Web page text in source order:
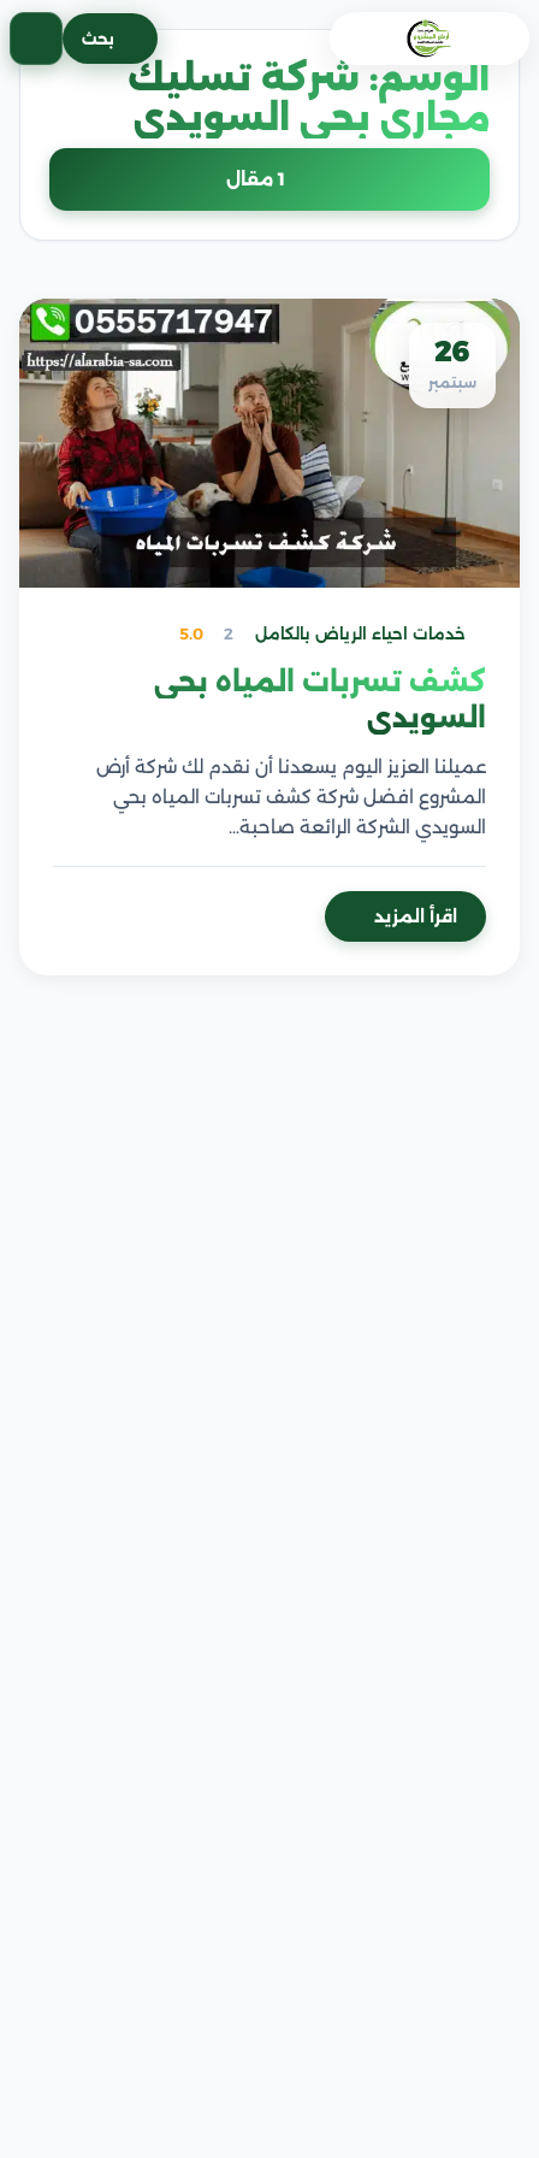
بحث
الوسم: شركة تسليك
مجاري بحي السويدي
1 مقال
26
سبتمبر
خدمات احياء الرياض بالكامل 2
5.0
كشف تسربات المياه بحي
السويدي
عميلنا العزيز اليوم يسعدنا أن نقدم لك شركة أرض
المشروع افضل شركة كشف تسربات المياه بحي
السويدي الشركة الرائعة صاحبة…
اقرأ المزيد